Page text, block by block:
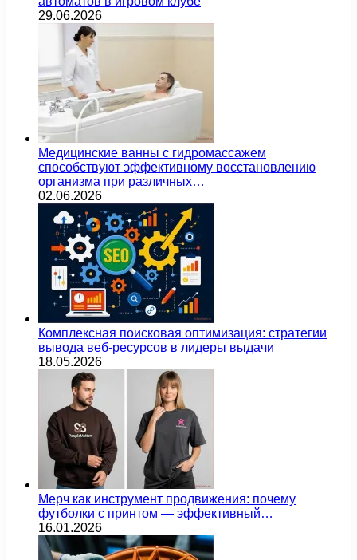
29.06.2026
Медицинские ванны с гидромассажем
способствуют эффективному восстановлению
организма при различных…
02.06.2026
Комплексная поисковая оптимизация: стратегии
вывода веб-ресурсов в лидеры выдачи
18.05.2026
Мерч как инструмент продвижения: почему
футболки с принтом — эффективный…
16.01.2026